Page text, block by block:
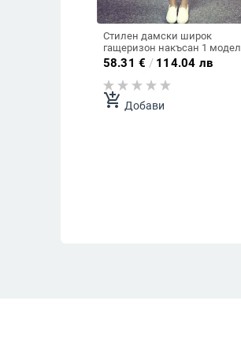
Стилен дамски широк
гащеризон накъсан 1 модел
58.31 € / 114.04 лв
add_shopping_cart Добави